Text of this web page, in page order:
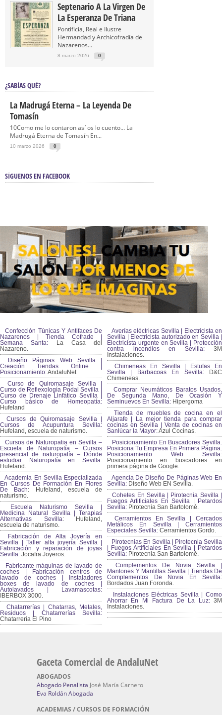
Septenario A La Virgen De
La Esperanza De Triana
Pontificia, Real e Ilustre
Hermandad y Archicofradía de
Nazarenos...
8 marzo 2026 0
¿SABÍAS QUÉ?
La Madrugá Eterna – La Leyenda De
Tomasín
10Como me lo contaron así os lo cuento… La
Madrugá Eterna de Tomasín En...
10 marzo 2026 0
SÍGUENOS EN FACEBOOK
Confección Túnicas Y Antifaces De
Nazarenos | Tienda Cofrade |
Semana Santa: La Casa del
Nazareno.
Diseño Páginas Web Sevilla |
Creación Tiendas Online |
Posicionamiento:AndaluNet
Curso de Quiromasaje Sevilla |
Curso de Reflexología Podal Sevilla |
Curso de Drenaje Linfático Sevilla |
Curso básico de Homeopatía:
Hufeland
Cursos de Quiromasaje Sevilla |
Cursos de Acupuntura Sevilla:
Hufeland, escuela de naturismo.
Cursos de Naturopatia en Sevilla –
Escuela de Naturopatía – Cursos
presencial de naturopatía – Dónde
estudiar Naturopatía en Sevilla:
Hufeland.
Academia En Sevilla Especializada
En Cursos De Formación En Flores
De Bach: Hufeland, escuela de
naturismo.
Escuela Naturismo Sevilla |
Medicina Natural Sevilla | Terapias
Alternativas Sevilla: Hufeland,
escuela de naturismo.
Fabricación de Alta Joyería en
Sevilla | Taller alta joyería Sevilla |
Fabricación y reparación de joyas
Sevilla: Jocafra Joyeros.
Fabricante máquinas de lavado de
coches | Fabricación centros de
lavado de coches | Instaladores
boxes de lavado de coches |
Autolavados | Lavamascotas:
IBERBOX 3000.
Chatarrerías | Chatarras, Metales,
Residuos | Chatarrerías Sevilla:
Chatarreria El Pino
Averías eléctricas Sevilla | Electricista en
Sevilla | Electricista autorizado en Sevilla |
Electricista urgente en Sevilla | Protección
contra incendios en Sevilla:3M
Instalaciones.
Chimeneas En Sevilla | Estufas En
Sevilla | Barbacoas En Sevilla:D&C
Chimeneas.
Comprar Neumáticos Baratos Usados,
De Segunda Mano, De Ocasión Y
Seminuevos En Sevilla: Hipergoma
Tienda de muebles de cocina en el
Aljarafe | La mejor tienda para comprar
cocinas en Sevilla | Venta de cocinas en
Sanlúcar la Mayor:Azul Cocinas.
Posicionamiento En Buscadores Sevilla.
Posiciona Tu Empresa En Primera Página.
Posicionamiento Web Sevilla:
Posicionamiento en buscadores en
primera página de Google.
Agencia De Diseño De Páginas Web En
Sevilla: Diseño Web EN Sevilla.
Cohetes En Sevilla | Pirotecnia Sevilla |
Fuegos Artificiales En Sevilla | Petardos
Sevilla: Pirotecnia San Bartolomé.
Cerramientos En Sevilla | Cercados
Metálicos En Sevilla | Cerramientos
Especiales Sevilla: Cerramientos Gordo.
Pirotecnias En Sevilla | Pirotecnia Sevilla
| Fuegos Artificiales En Sevilla | Petardos
Sevilla: Pirotecnia San Bartolomé.
Complementos De Novia Sevilla |
Mantones Y Mantillas Sevilla | Tiendas De
Complementos De Novia En Sevilla:
Bordados Juan Foronda.
Instalaciones Eléctricas Sevilla | Como
Ahorrar En Mi Factura De La Luz:3M
Instalaciones.
Gaceta Comercial de AndaluNet
ABOGADOS
Abogado Penalista José María Carnero
Eva Roldán Abogada
ACADEMIAS / CURSOS DE FORMACIÓN